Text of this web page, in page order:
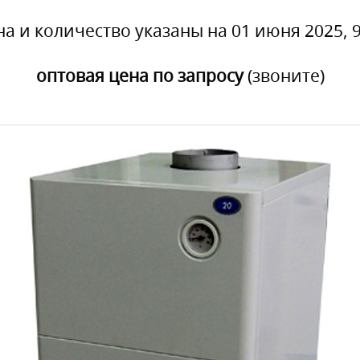
и количество указаны на 01 июня 2025,
оптовая цена по запросу(звоните)